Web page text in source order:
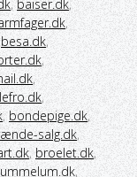
, baiser.dk,
,
besa.dk,
,
,
,
, bondepige.dk,
salg.dk,
, broelet.dk,
,